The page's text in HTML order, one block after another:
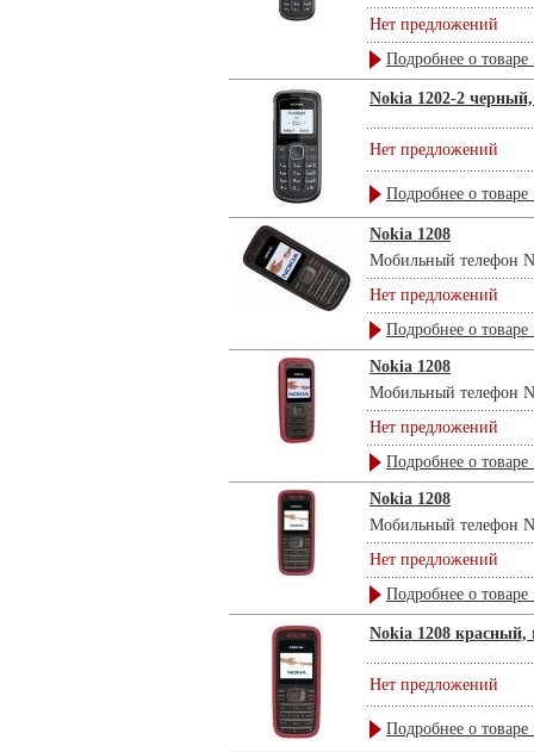
Нет предложений
Подробнее о товаре
Nokia 1202-2
Нет предложений
Подробнее о товаре
Nokia 1208
Мобильный телефон
Нет предложений
Подробнее о товаре
Nokia 1208
Мобильный телефон
Нет предложений
Подробнее о товаре
Nokia 1208
Мобильный телефон
Нет предложений
Подробнее о товаре
Nokia 1208 красный,
Нет предложений
Подробнее о товаре